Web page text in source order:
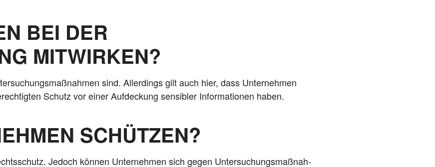
BEI DER
MITWIRKEN?
sind. Aller­dings gilt auch hier, dass Unter­neh­men
Schutz vor einer Auf­de­ckung sen­si­bler Infor­ma­tio­nen haben.
SCHÜTZEN?
Jedoch kön­nen Unter­neh­men sich gegen Unter­su­chungs­maß­nah­